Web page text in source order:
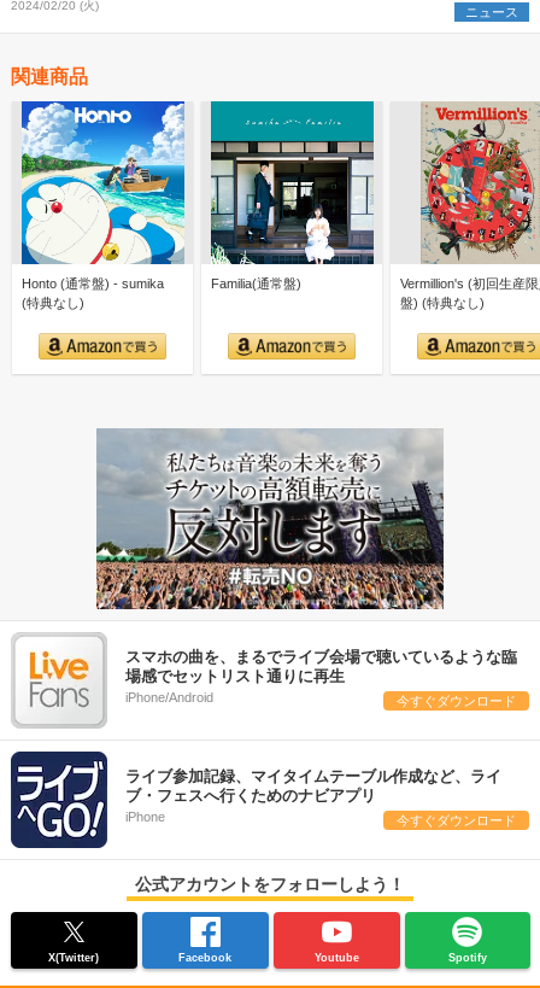
2024/02/20 (火) ニュース
関連商品
Honto (通常盤) - sumika
(特典なし)
Familia(通常盤)
Vermillion's (初回生産
盤) (特典なし)
スマホの曲を、まるでライブ会場で聴いているような臨
場感でセットリスト通りに再生
iPhone/Android 今すぐダウンロード
ライブ参加記録、マイタイムテーブル作成など、ライ
ブ・フェスへ行くためのナビアプリ
iPhone 今すぐダウンロード
公式アカウントをフォローしよう！
X(Twitter) Facebook Youtube Spotify